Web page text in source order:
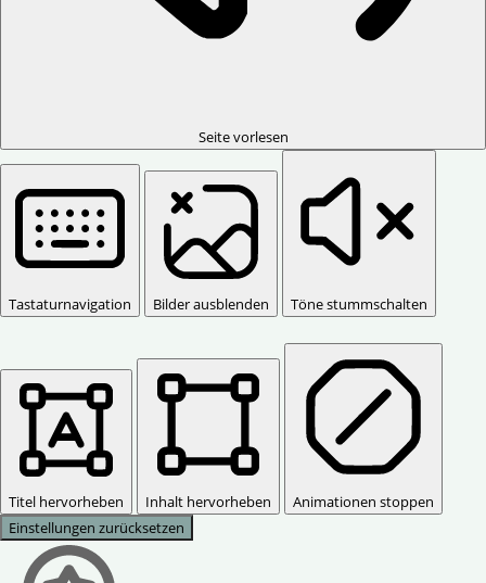
Seite vorlesen
Tastaturnavigation Bilder ausblenden Töne stummschalten
Titel hervorheben Inhalt hervorheben
Animationen stoppen
Einstellungen zurücksetzen